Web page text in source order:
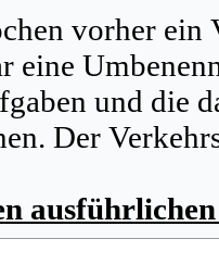
vorher
eine
und die
Der